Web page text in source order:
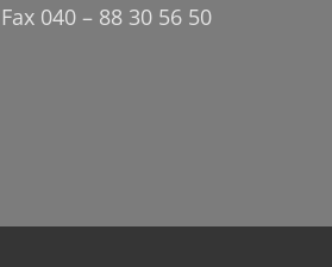
Fax 040 – 88 30 56 50